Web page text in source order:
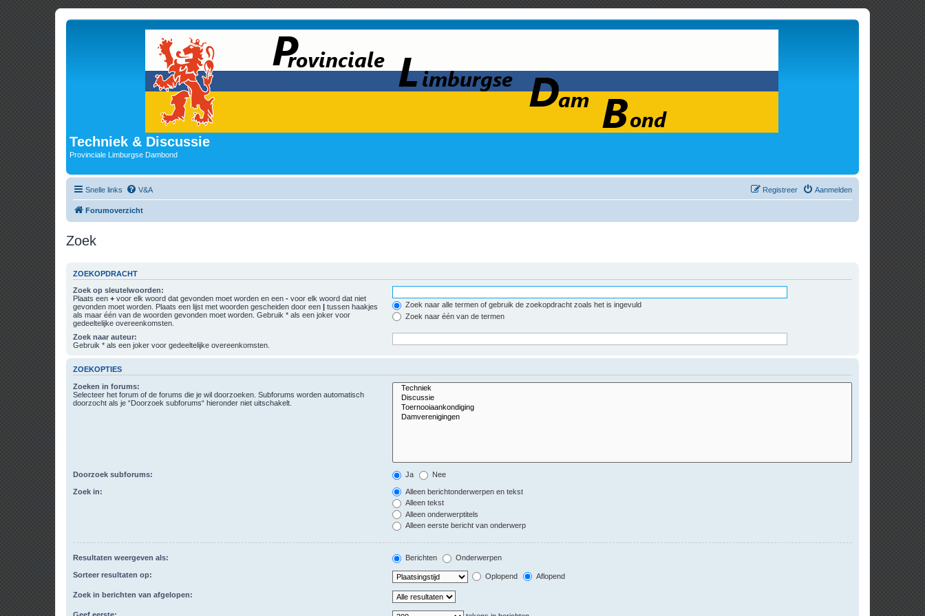
Techniek & Discussie
Provinciale Limburgse Dambond
Snelle links V&A Aanmelden
Registreer
Forumoverzicht
Zoek
ZOEKOPDRACHT
Zoek op sleutelwoorden:
Plaats een + voor elk woord dat gevonden moet worden en een - voor elk woord dat niet
gevonden moet worden. Plaats een lijst met woorden gescheiden door een | tussen haakjes
als maar één van de woorden gevonden moet worden. Gebruik * als een joker voor
gedeeltelijke overeenkomsten.
Zoek naar alle termen of gebruik de zoekopdracht zoals het is ingevuld
Zoek naar één van de termen
Zoek naar auteur:
Gebruik * als een joker voor gedeeltelijke overeenkomsten.
ZOEKOPTIES
Zoeken in forums:
Selecteer het forum of de forums die je wil doorzoeken. Subforums worden automatisch
doorzocht als je “Doorzoek subforums“ hieronder niet uitschakelt.
Doorzoek subforums: Ja Nee
Zoek in:
Alleen berichtonderwerpen en tekst
Alleen tekst
Alleen onderwerptitels
Alleen eerste bericht van onderwerp
Resultaten weergeven als: Berichten Onderwerpen
Sorteer resultaten op: Oplopend Aflopend
Zoek in berichten van afgelopen: